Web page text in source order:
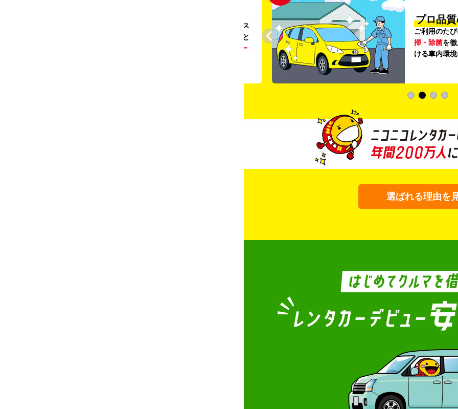
。ガソリンス
タンドや整備工場の既存インフラを活用すること
リー
プロ品
ご利用のた
掃・除菌を
ける車内環
選ばれる理由を